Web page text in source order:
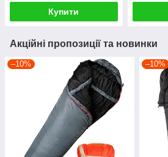
Купити
Акційні пропозиції та новинки
–10% –10%